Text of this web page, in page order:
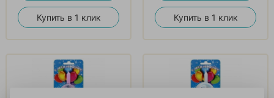
Купить в 1 клик Купить в 1 клик